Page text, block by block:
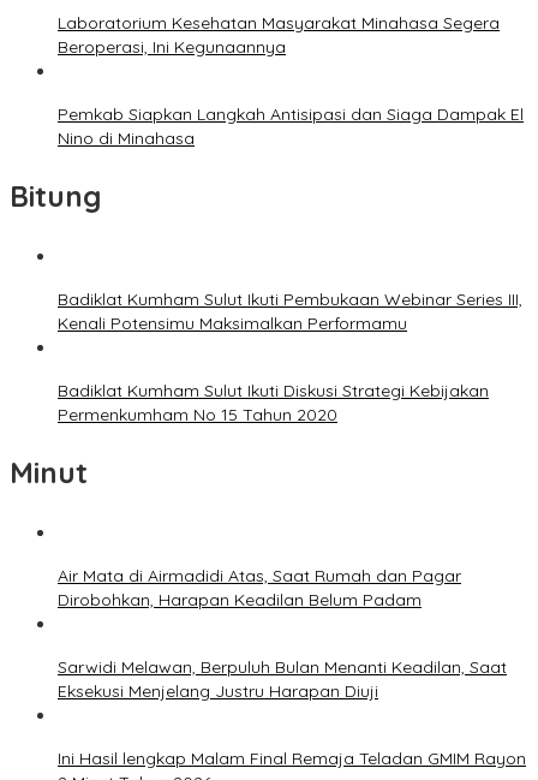
Laboratorium Kesehatan Masyarakat Minahasa Segera
Beroperasi, Ini Kegunaannya
Pemkab Siapkan Langkah Antisipasi dan Siaga Dampak El
Nino di Minahasa
Bitung
Badiklat Kumham Sulut Ikuti Pembukaan Webinar Series III,
Kenali Potensimu Maksimalkan Performamu
Badiklat Kumham Sulut Ikuti Diskusi Strategi Kebijakan
Permenkumham No 15 Tahun 2020
Minut
Air Mata di Airmadidi Atas, Saat Rumah dan Pagar
Dirobohkan, Harapan Keadilan Belum Padam
Sarwidi Melawan, Berpuluh Bulan Menanti Keadilan, Saat
Eksekusi Menjelang Justru Harapan Diuji
Ini Hasil lengkap Malam Final Remaja Teladan GMIM Rayon